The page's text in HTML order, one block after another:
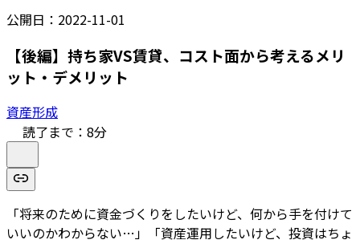
公開日： 2022-11-01
【後編】持ち家VS賃貸、コスト面から考えるメリ
ット・デメリット
資産形成
読了まで： 8分
「将来のために資金づくりをしたいけど、何から手を付けて
いいのかわからない…」「資産運用したいけど、投資はちょ